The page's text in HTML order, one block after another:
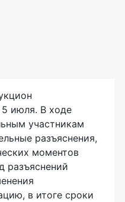
5 июля. В ходе
участникам
разъяснения,
моментов
разъяснений
в итоге сроки